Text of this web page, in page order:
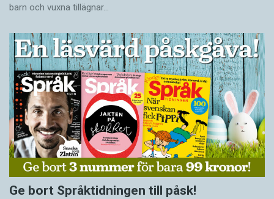
barn och vuxna tillägnar…
Ge bort Språktidningen till påsk!